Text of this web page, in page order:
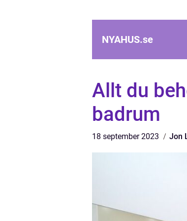
NYAHUS.se
Allt du
badrum
18 september 2023 Jon